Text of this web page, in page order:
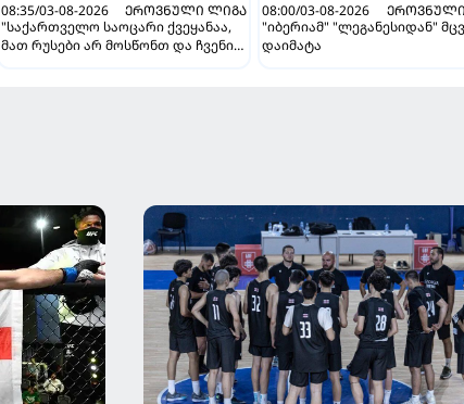
08:35/03-08-2026
ᲔᲠᲝᲕᲜᲣᲚᲘ ᲚᲘᲒᲐ
"საქართველო საოცარი ქვეყანაა,
მათ რუსები არ მოსწონთ და ჩვენი
08:00/03-08-2026
"იბერიამ" "ლეგანესიდან"
დაიმატა